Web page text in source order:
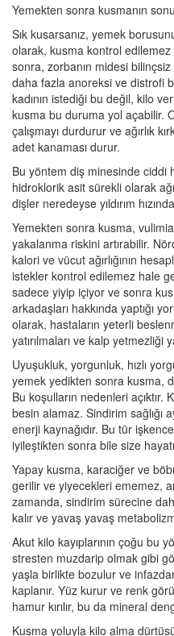
Yemekten sonra kusmanın
Sık kusarsanız, yemek
olarak, kusma kontrol
sonra, zorbanın midesi
daha fazla anoreksi ve distrofi
kadının istediği bu değil, kilo
kusma bu duruma yol açabilir.
çalışmayı durdurur ve ağırlık
adet kanaması durur.
Bu yöntem diş minesinde ciddi
hidroklorik asit sürekli olarak
dişler neredeyse yıldırım
Yemekten sonra kusma,
yakalanma riskini artırabilir.
kalori ve vücut ağırlığının
istekler kontrol edilemez hale
sadece yiyip içiyor ve sonra
arkadaşları hakkında yaptığı
olarak, hastaların yeterli
yatırılmaları ve kalp yetmezliği
Uyuşukluk, yorgunluk, hızlı
yemek yedikten sonra kusma,
Bu koşulların nedenleri açıktır.
besin alamaz. Sindirim sağlığı
enerji kaynağıdır. Bu tür
iyileştikten sonra bile size
Yapay kusma, karaciğer ve
gerilir ve yiyecekleri ememez,
zamanda, sindirim sürecine
kalır ve yavaş yavaş
Akut kilo kayıplarının çoğu bu
stresten muzdarip olmak gibi
yaşla birlikte bozulur ve
kaplanır. Yüz kurur ve renk
hamur kırılır, bu da mineral
Kusma yoluyla kilo alma